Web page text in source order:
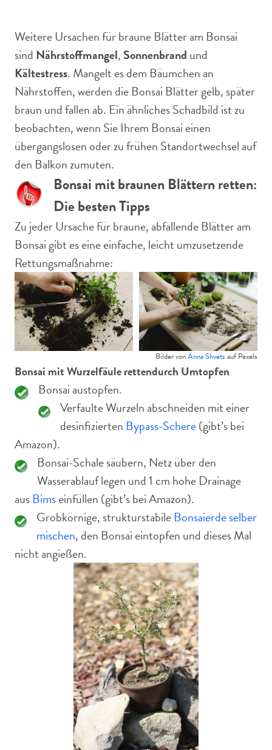
Weitere Ursachen für braune Blätter am Bonsai
sind Nährstoffmangel, Sonnenbrand und
Kältestress. Mangelt es dem Bäumchen an
Nährstoffen, werden die Bonsai Blätter gelb, später
braun und fallen ab. Ein ähnliches Schadbild ist zu
beobachten, wenn Sie Ihrem Bonsai einen
übergangslosen oder zu frühen Standortwechsel auf
den Balkon zumuten.
Bonsai mit braunen Blättern retten:
Die besten Tipps
Zu jeder Ursache für braune, abfallende Blätter am
Bonsai gibt es eine einfache, leicht umzusetzende
Rettungsmaßnahme:
Bilder vonAnna Shvets auf Pexels
Bonsai mit Wurzelfäule rettendurch Umtopfen
Bonsai austopfen.
Verfaulte Wurzeln abschneiden mit einer
desinfizierten Bypass-Schere(gibt’s bei
Amazon).
Bonsai-Schale säubern, Netz über den
Wasserablauf legen und 1 cm hohe Drainage
aus Bimseinfüllen (gibt’s bei Amazon).
Grobkörnige, strukturstabile Bonsaierde selber
mischen, den Bonsai eintopfen und dieses Mal
nicht angießen.